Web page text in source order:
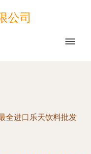
公司
全进口乐天饮料批发